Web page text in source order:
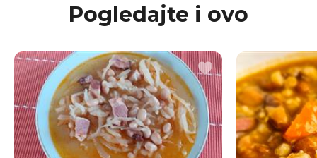
Pogledajte i ovo